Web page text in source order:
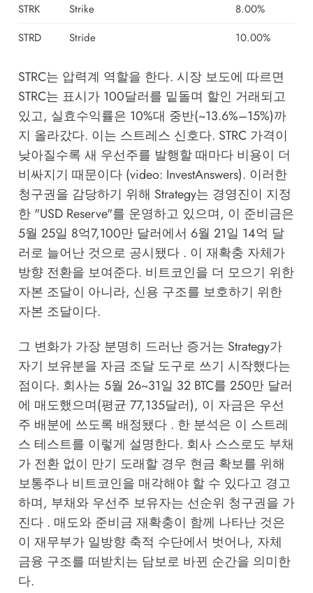
STRK
Strike
8.00%
STRD
Stride 10.00%
STRC는 압력계 역할을 한다. 시장 보도에 따르면
STRC는 표시가 100달러를 밑돌며 할인 거래되고
있고, 실효수익률은 10%대 중반(~13.6%–15%)까
지 올라갔다. 이는 스트레스 신호다. STRC 가격이
낮아질수록 새 우선주를 발행할 때마다 비용이 더
비싸지기 때문이다 (video: InvestAnswers). 이러한
청구권을 감당하기 위해 Strategy는 경영진이 지정
한 "USD Reserve"를 운영하고 있으며, 이 준비금은
5월 25일 8억7,100만 달러에서 6월 21일 14억 달
러로 늘어난 것으로 공시됐다 . 이 재확충 자체가
방향 전환을 보여준다. 비트코인을 더 모으기 위한
자본 조달이 아니라, 신용 구조를 보호하기 위한
자본 조달이다.
그 변화가 가장 분명히 드러난 증거는 Strategy가
자기 보유분을 자금 조달 도구로 쓰기 시작했다는
점이다. 회사는 5월 26~31일 32 BTC를 250만 달러
에 매도했으며(평균 77,135달러), 이 자금은 우선
주 배분에 쓰도록 배정됐다 . 한 분석은 이 스트레
스 테스트를 이렇게 설명한다. 회사 스스로도 부채
가 전환 없이 만기 도래할 경우 현금 확보를 위해
보통주나 비트코인을 매각해야 할 수 있다고 경고
하며, 부채와 우선주 보유자는 선순위 청구권을 가
진다 . 매도와 준비금 재확충이 함께 나타난 것은
이 재무부가 일방향 축적 수단에서 벗어나, 자체
금융 구조를 떠받치는 담보로 바뀐 순간을 의미한
다.